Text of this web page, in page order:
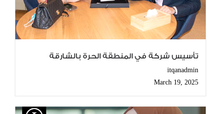
تأسيس شركة في المنطقة الحرة بالشارقة
itqanadmin
March 19, 2025